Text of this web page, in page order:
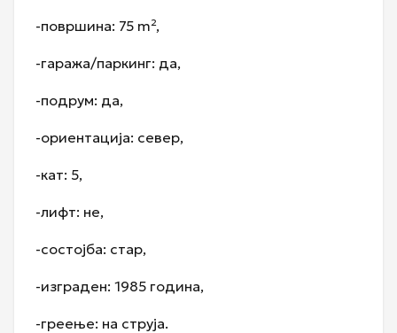
-површина: 75 m²,
-гаража/паркинг: да,
-подрум: да,
-ориентација: север,
-кат: 5,
-лифт: не,
-состојба: стар,
-изграден: 1985 година,
-греење: на струја.